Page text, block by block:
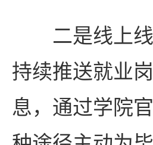
二是线上
持续推送就业
息，通过学院